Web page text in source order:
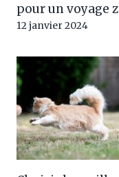
pour un voyage
12 janvier 2024